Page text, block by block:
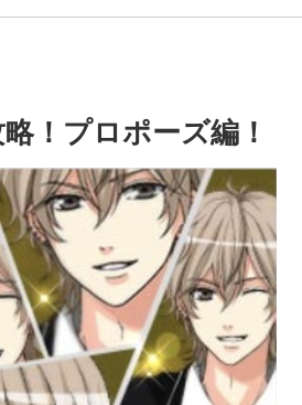
！プロポーズ編！